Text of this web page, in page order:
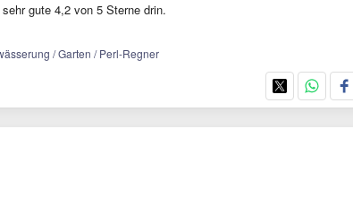
gute 4,2 von 5 Sterne drin.
/ Garten / Perl-Regner